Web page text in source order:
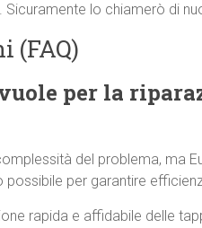
lo chiamerò di
(FAQ)
per la
del problema, ma
possibile per garantire
rapida e affidabile delle